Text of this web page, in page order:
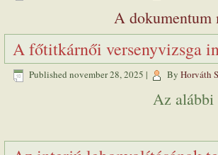
A dokumentum
A főtitkárnői versenyvizsga
Published november 28, 2025 | By Horváth
Az alábbi